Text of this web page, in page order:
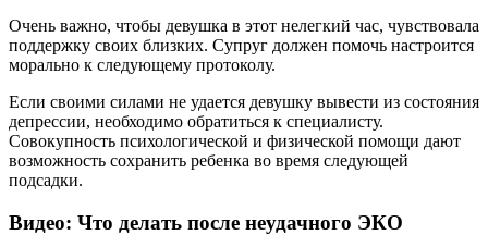
Очень важно, чтобы девушка в этот нелегкий час, чувствовала
поддержку своих близких. Супруг должен помочь настроится
морально к следующему протоколу.
Если своими силами не удается девушку вывести из состояния
депрессии, необходимо обратиться к специалисту.
Совокупность психологической и физической помощи дают
возможность сохранить ребенка во время следующей
подсадки.
Видео: Что делать после неудачного ЭКО